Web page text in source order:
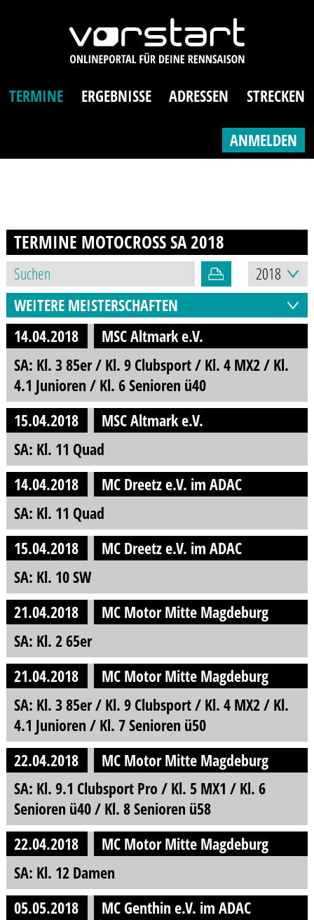
TERMINE ERGEBNISSE ADRESSEN STRECKEN
ANMELDEN
TERMINE MOTOCROSS SA2018
WEITERE MEISTERSCHAFTEN
14.04.2018
MSC Altmark e.V.
SA: Kl. 3 85er / Kl. 9 Clubsport / Kl. 4 MX2 / Kl.
4.1 Junioren / Kl. 6 Senioren ü40
15.04.2018
MSC Altmark e.V.
SA: Kl. 11 Quad
14.04.2018
MC Dreetz e.V. im ADAC
SA: Kl. 11 Quad
15.04.2018
MC Dreetz e.V. im ADAC
SA: Kl. 10 SW
21.04.2018
MC Motor Mitte Magdeburg
SA: Kl. 2 65er
21.04.2018
MC Motor Mitte Magdeburg
SA: Kl. 3 85er / Kl. 9 Clubsport / Kl. 4 MX2 / Kl.
4.1 Junioren / Kl. 7 Senioren ü50
22.04.2018
MC Motor Mitte Magdeburg
SA: Kl. 9.1 Clubsport Pro / Kl. 5 MX1 / Kl. 6
Senioren ü40 / Kl. 8 Senioren ü58
22.04.2018
MC Motor Mitte Magdeburg
SA: Kl. 12 Damen
05.05.2018
MC Genthin e.V. im ADAC